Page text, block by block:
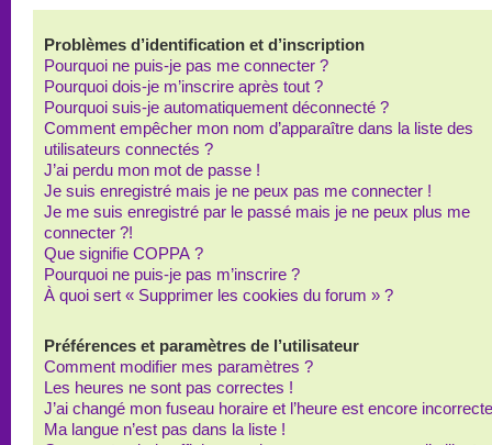
Problèmes d’identification et d’inscription
Pourquoi ne puis-je pas me connecter ?
Pourquoi dois-je m’inscrire après tout ?
Pourquoi suis-je automatiquement déconnecté ?
Comment empêcher mon nom d’apparaître dans la liste des
utilisateurs connectés ?
J’ai perdu mon mot de passe !
Je suis enregistré mais je ne peux pas me connecter !
Je me suis enregistré par le passé mais je ne peux plus me
connecter ?!
Que signifie COPPA ?
Pourquoi ne puis-je pas m’inscrire ?
À quoi sert « Supprimer les cookies du forum » ?
Préférences et paramètres de l’utilisateur
Comment modifier mes paramètres ?
Les heures ne sont pas correctes !
J’ai changé mon fuseau horaire et l’heure est encore
Ma langue n’est pas dans la liste !